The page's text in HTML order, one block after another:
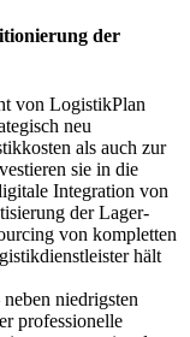
der
von LogistikPlan
neu
als auch zur
sie in die
Integration von
der Lager-
von kompletten
hält
niedrigsten
professionelle